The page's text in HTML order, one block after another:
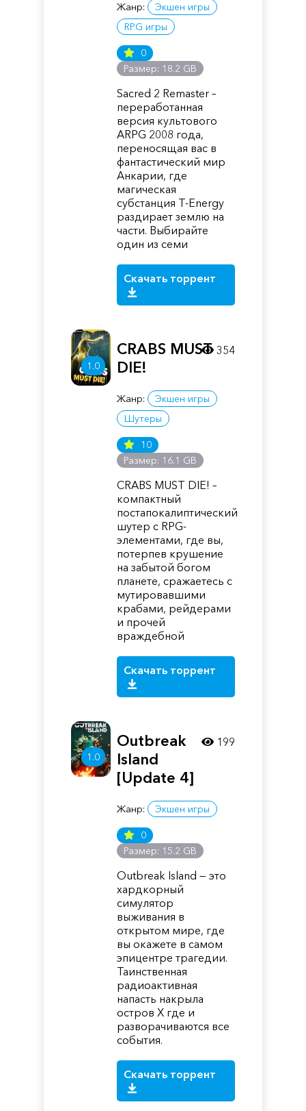
Жанр:
Экшен игры
RPG игры
0
Размер: 18.2 GB
Sacred 2 Remaster –
переработанная
версия культового
ARPG 2008 года,
переносящая вас в
фантастический мир
Анкарии, где
магическая
субстанция T-Energy
раздирает землю на
части. Выбирайте
один из семи
Скачать торрент
1.0
CRABS MUST
DIE!
Жанр:
Экшен игры
Шутеры
10
Размер: 16.1 GB
CRABS MUST DIE! –
компактный
постапокалиптический
шутер с RPG-
элементами, где вы,
потерпев крушение
на забытой богом
планете, сражаетесь с
мутировавшими
крабами, рейдерами
и прочей
враждебной
Скачать торрент
354
1.0
Outbreak
Island
[Update 4]
Жанр: Экшен игры
0
Размер: 15.2 GB
Outbreak Island — это
хардкорный
симулятор
выживания в
открытом мире, где
вы окажете в самом
эпицентре трагедии.
Таинственная
радиоактивная
напасть накрыла
остров Х где и
разворачиваются все
события.
Скачать торрент
199